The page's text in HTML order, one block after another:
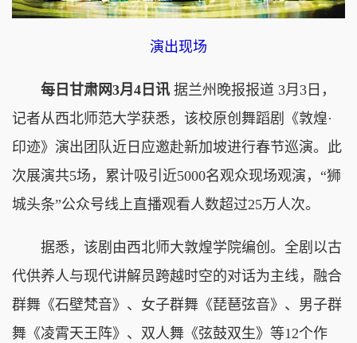
演出现场
每日甘肃网3月4日讯 据兰州晚报报道 3月3日，
记者从西北师范大学获悉，该校原创舞蹈剧《敦煌·
印迹》演出团队近日应邀赴新加坡进行春节巡演。此
次展演共5场，累计吸引近5000名观众现场观演，“狮
城头条”公众号线上直播观看人数超过25万人次。
据悉，该剧由西北师大敦煌学院编创。全剧以古
代供养人与现代讲解员跨越时空的对话为主线，融合
群舞《石壁梵音》、女子群舞《琵琶弦音》、男子群
舞《凌霄天王阵》、双人舞《弦鼓双生》等12个作